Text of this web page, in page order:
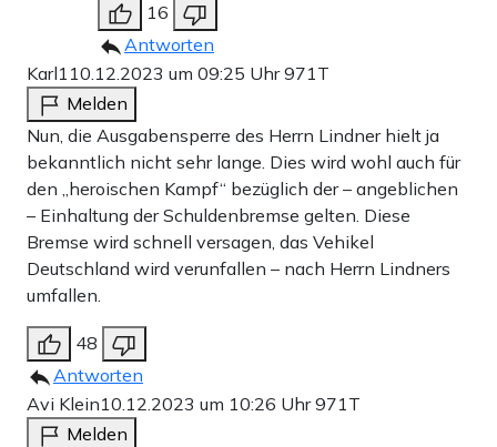
16
Antworten
Karl1 10.12.2023 um 09:25 Uhr971T
Melden
Nun, die Ausgabensperre des Herrn Lindner hielt ja
bekanntlich nicht sehr lange. Dies wird wohl auch für
den „heroischen Kampf“ bezüglich der – angeblichen
– Einhaltung der Schuldenbremse gelten. Diese
Bremse wird schnell versagen, das Vehikel
Deutschland wird verunfallen – nach Herrn Lindners
umfallen.
48
Antworten
Avi Klein10.12.2023 um 10:26 Uhr971T
Melden